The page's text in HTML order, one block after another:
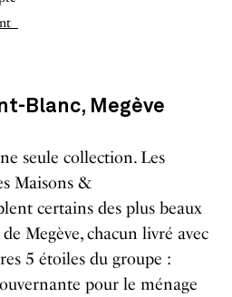
Blanc, Megève
seule collection. Les
Maisons &
certains des plus beaux
Megève, chacun livré avec
5 étoiles du groupe :
pour le ménage